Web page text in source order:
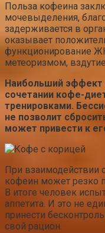
Польза кофеина
мочевыделения,
задерживается в
оказывает
функционирование
метеоризмом,
Наибольший эффект
сочетании кофе-
тренировками.
не позволит
может привести к
При взаимодействии
кофеин может резко
В итоге человек
аппетита. И это не
принести
свой рацион.